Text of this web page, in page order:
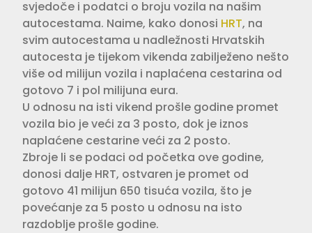
svjedoče i podatci o broju vozila na našim
autocestama. Naime, kako donosi HRT, na
svim autocestama u nadležnosti Hrvatskih
autocesta je tijekom vikenda zabilježeno nešto
više od milijun vozila i naplaćena cestarina od
gotovo 7 i pol milijuna eura.
U odnosu na isti vikend prošle godine promet
vozila bio je veći za 3 posto, dok je iznos
naplaćene cestarine veći za 2 posto.
Zbroje li se podaci od početka ove godine,
donosi dalje HRT, ostvaren je promet od
gotovo 41 milijun 650 tisuća vozila, što je
povećanje za 5 posto u odnosu na isto
razdoblje prošle godine.